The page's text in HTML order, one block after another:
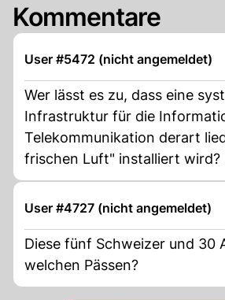
Kommentare
User #5472 (nicht angemeldet)
Wer lässt es zu, dass eine
Infrastruktur für die
Telekommunikation derart
frischen Luft" installiert wird?
Werkzeug und krimineller
einigen Bürgern mehrfach,
tausend Haushalte
bei der Installation einige
einzusparen?
User #4727 (nicht angemeldet)
Diese fünf Schweizer und 30
welchen Pässen?